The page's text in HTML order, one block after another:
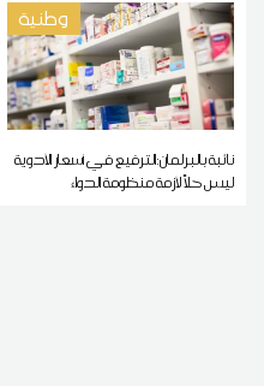
وطنية
نائبة بالبرلمان:الترفيع في أسعار الأدوية
ليس حلاً لأزمة منظومة الدواء